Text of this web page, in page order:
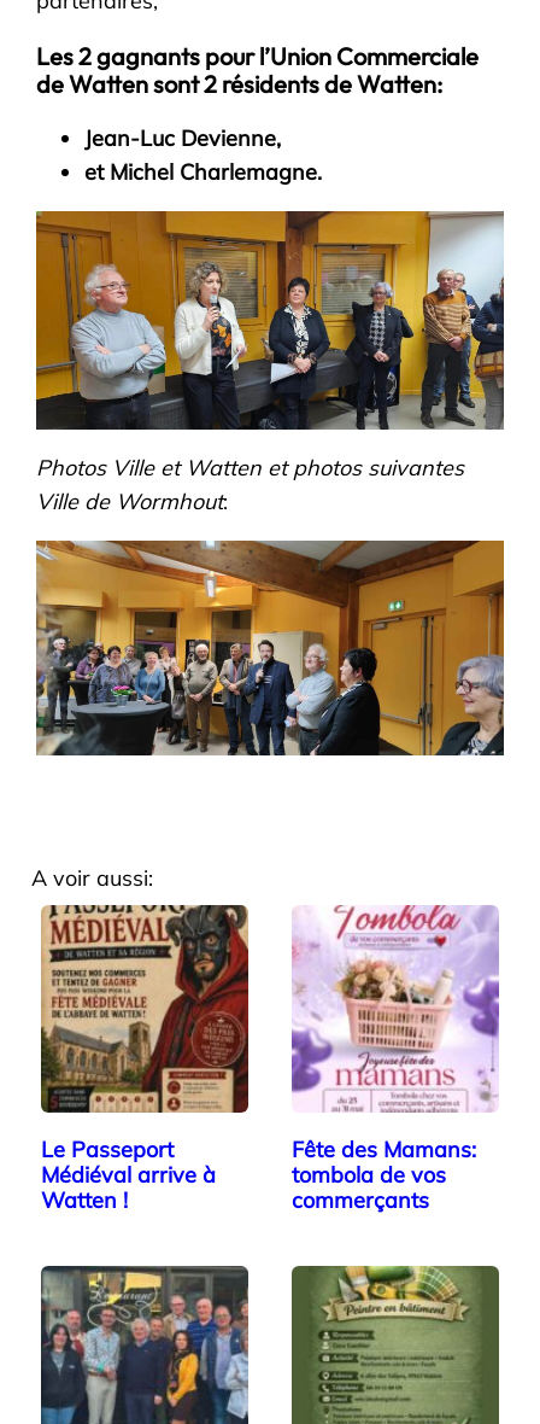
Les 2 gagnants pour l’Union Commerciale
de Watten sont 2 résidents de Watten:
Jean-Luc Devienne,
et Michel Charlemagne.
Photos Ville et Watten et photos suivantes
Ville de Wormhout:
A voir aussi:
Le Passeport
Médiéval arrive à
Watten !
Fête des Mamans:
tombola de vos
commerçants